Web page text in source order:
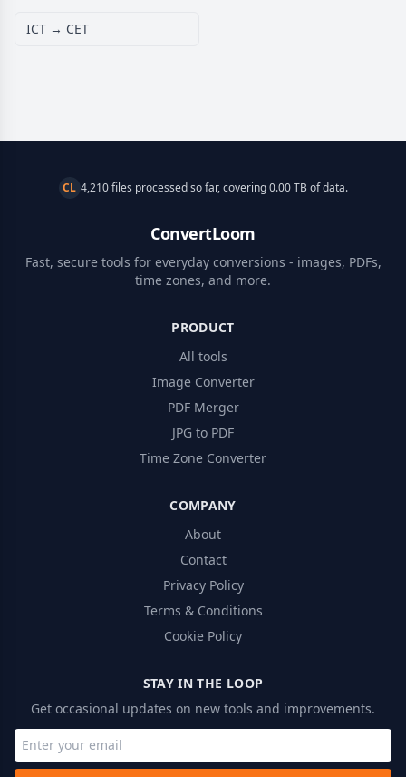
ICT → CET
CL 4,210 files processed so far, covering 0.00 TB of data.
ConvertLoom
Fast, secure tools for everyday conversions - images, PDFs,
time zones, and more.
PRODUCT
All tools
Image Converter
PDF Merger
JPG to PDF
Time Zone Converter
COMPANY
About
Contact
Privacy Policy
Terms & Conditions
Cookie Policy
STAY IN THE LOOP
Get occasional updates on new tools and improvements.